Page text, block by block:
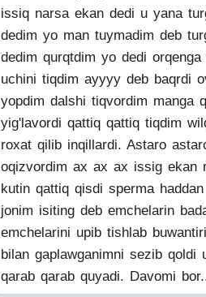
issiq narsa ekan dedi u yana
dedim yo man tuymadim deb
dedim qurqtdim yo dedi
uchini tiqdim ayyyy deb baqrdi
yopdim dalshi tiqvordim manga
yig'lavordi qattiq qattiq tiqdim
roxat qilib inqillardi. Astaro
oqizvordim ax ax ax issig ekan
kutin qattiq qisdi sperma
jonim isiting deb emchelarin
emchelarini upib tishlab
bilan gaplawganimni sezib qoldi
qarab qarab quyadi. Davomi